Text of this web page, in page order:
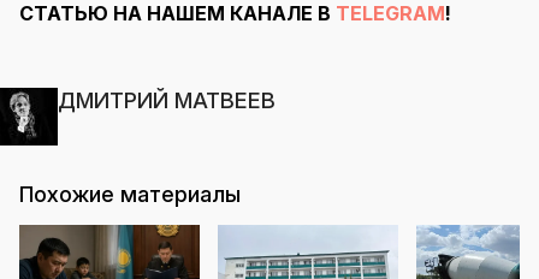
СТАТЬЮ НА НАШЕМ КАНАЛЕ В TELEGRAM!
ДМИТРИЙ МАТВЕЕВ
Похожие материалы